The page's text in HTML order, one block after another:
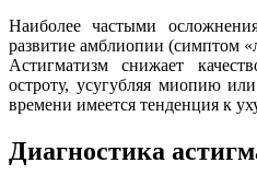
Наиболее частыми
развитие амблиопии (симптом
Астигматизм снижает
остроту, усугубляя миопию
времени имеется тенденция к
Диагностика